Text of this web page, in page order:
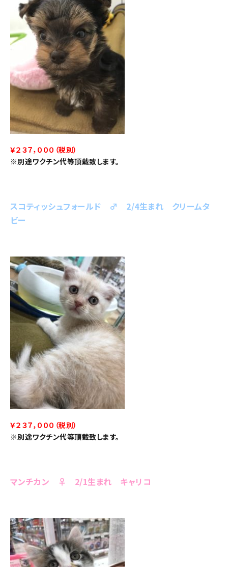
￥２３７，０００（税別）
※別途ワクチン代等頂戴致します。
スコティッシュフォールド ♂ 2/4生まれ クリームタ
ビー
￥２３７，０００（税別）
※別途ワクチン代等頂戴致します。
マンチカン ♀ 2/1生まれ キャリコ